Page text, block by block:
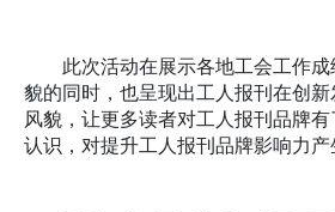
此次活动在展示各地工会工作成
貌的同时，也呈现出工人报刊在创
风貌，让更多读者对工人报刊品牌
认识，对提升工人报刊品牌影响力产